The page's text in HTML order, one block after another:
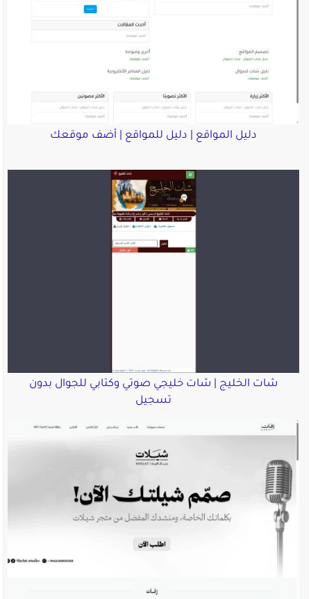
دليل المواقع | دليل للمواقع | أضف موقعك
شات الخليج | شات خليجي صوتي وكتابي للجوال بدون
تسجيل